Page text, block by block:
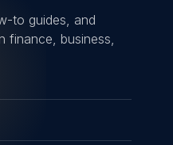
to guides, and
finance, business,